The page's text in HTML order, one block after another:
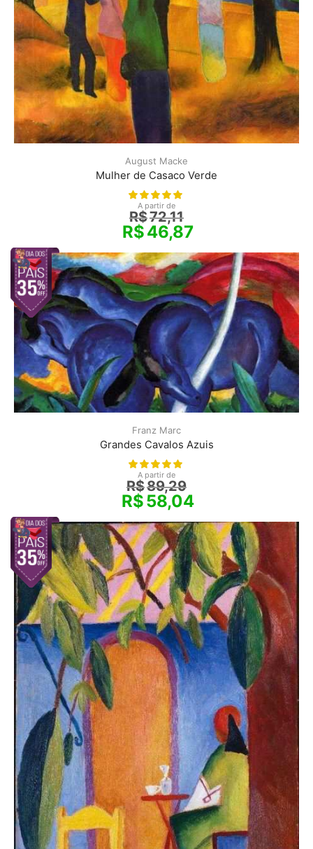
August Macke
Mulher de Casaco Verde
A partir de
R$72,11
R$46,87
Franz Marc
Grandes Cavalos Azuis
A partir de
R$89,29
R$58,04